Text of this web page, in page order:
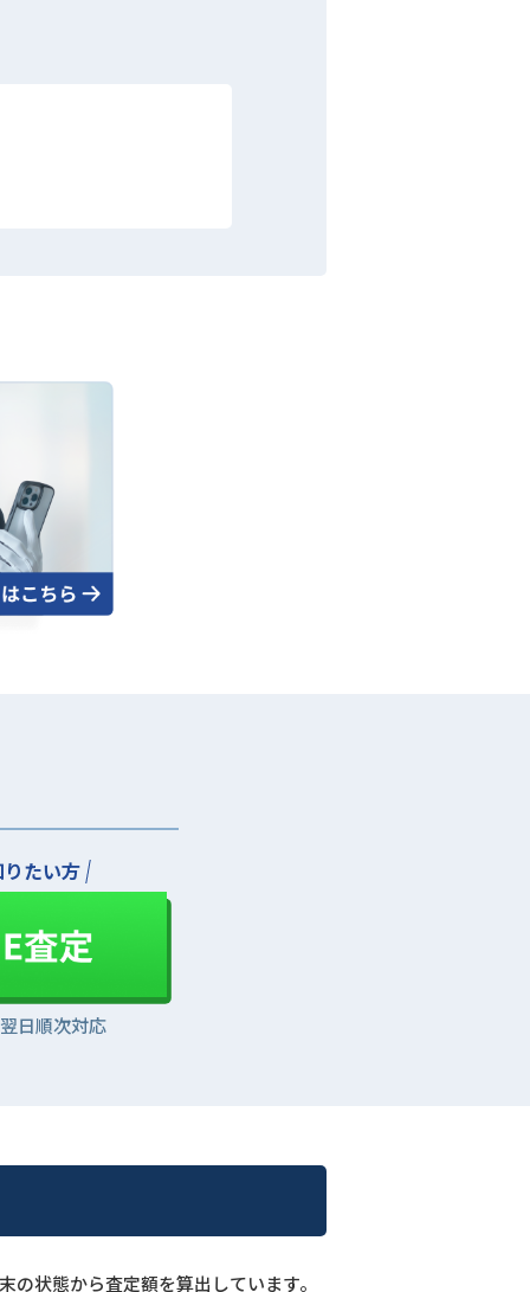
たい方
日順次対応
状態から査定額を算出しています。